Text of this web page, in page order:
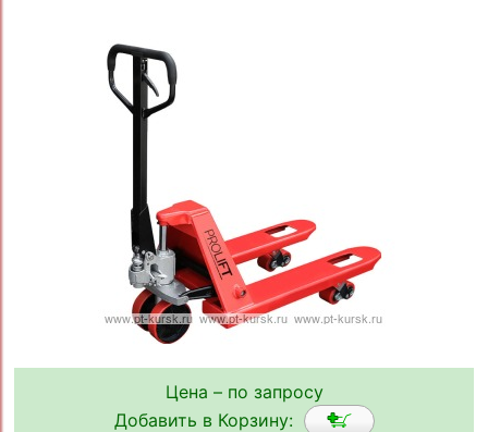
Цена – по запросу
Добавить в Корзину: